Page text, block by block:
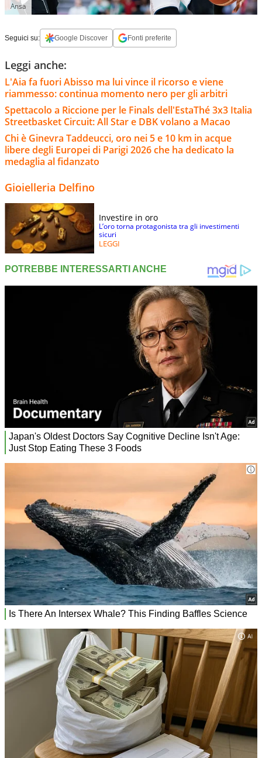
Ansa
Seguici su: Google Discover Fonti preferite
Leggi anche:
L'Aia fa fuori Abisso ma lui vince il ricorso e viene
riammesso: continua momento nero per gli arbitri
Spettacolo a Riccione per le Finals dell'EstaThé 3x3 Italia
Streetbasket Circuit: All Star e DBK volano a Macao
Chi è Ginevra Taddeucci, oro nei 5 e 10 km in acque
libere degli Europei di Parigi 2026 che ha dedicato la
medaglia al fidanzato
Gioielleria Delfino
Investire in oro
L’oro torna protagonista tra gli investimenti
sicuri
LEGGI